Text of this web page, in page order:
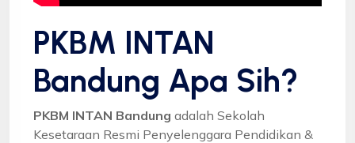
PKBM INTAN
Bandung Apa Sih?
PKBM INTAN Bandung adalah Sekolah
Kesetaraan Resmi Penyelenggara Pendidikan &